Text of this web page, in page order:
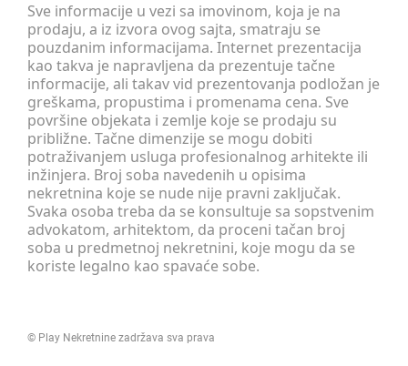
Sve informacije u vezi sa imovinom, koja je na
prodaju, a iz izvora ovog sajta, smatraju se
pouzdanim informacijama. Internet prezentacija
kao takva je napravljena da prezentuje tačne
informacije, ali takav vid prezentovanja podložan je
greškama, propustima i promenama cena. Sve
površine objekata i zemlje koje se prodaju su
približne. Tačne dimenzije se mogu dobiti
potraživanjem usluga profesionalnog arhitekte ili
inžinjera. Broj soba navedenih u opisima
nekretnina koje se nude nije pravni zaključak.
Svaka osoba treba da se konsultuje sa sopstvenim
advokatom, arhitektom, da proceni tačan broj
soba u predmetnoj nekretnini, koje mogu da se
koriste legalno kao spavaće sobe.
© Play Nekretnine zadržava sva prava